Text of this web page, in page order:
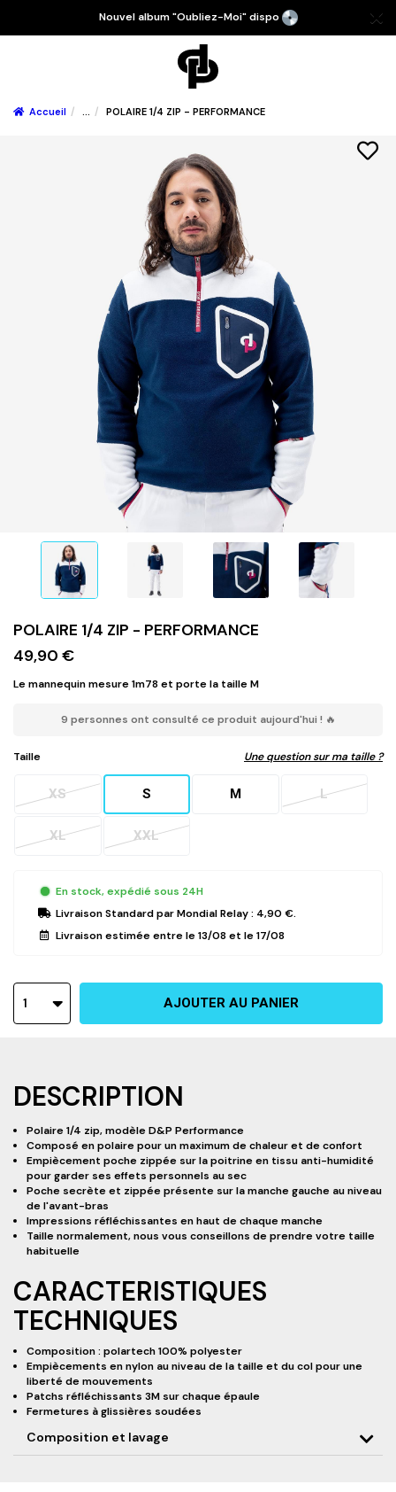
Nouvel album "Oubliez-Moi" dispo
Accueil ... POLAIRE 1/4 ZIP - PERFORMANCE
POLAIRE 1/4 ZIP - PERFORMANCE
49,90 €
Le mannequin mesure 1m78 et porte la taille M
9 personnes ont consulté ce produit aujourd'hui ! 🔥
Taille Une question sur ma taille ?
XS S M L
XL XXL
En stock, expédié sous 24H
Livraison Standardpar Mondial Relay : 4,90 €.
Livraison estimée entre le13/08 et le17/08
1 AJOUTER AU PANIER
DESCRIPTION
Polaire 1/4 zip, modèle D&P Performance
Composé en polaire pour un maximum de chaleur et de confort
Empiècement poche zippée sur la poitrine en tissu anti-humidité
pour garder ses effets personnels au sec
Poche secrète et zippée présente sur la manche gauche au niveau
de l'avant-bras
Impressions réfléchissantes en haut de chaque manche
Taille normalement, nous vous conseillons de prendre votre taille
habituelle
CARACTERISTIQUES
TECHNIQUES
Composition : polartech 100% polyester
Empiècements en nylon au niveau de la taille et du col pour une
liberté de mouvements
Patchs réfléchissants 3M sur chaque épaule
Fermetures à glissières soudées
Composition et lavage